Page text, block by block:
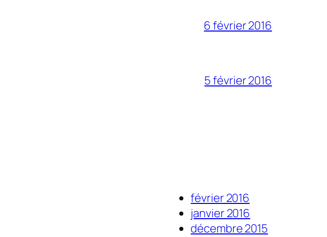
6 février 2016
5 février 2016
février 2016
janvier 2016
décembre 2015